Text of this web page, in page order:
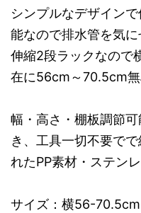
シンプルなデザイン
能なので排水管を気に
伸縮2段ラックなので
在に56cm～70.5cm無
幅・高さ・棚板調節
き、工具一切不要で
れたPP素材・ステン
サイズ：横56-